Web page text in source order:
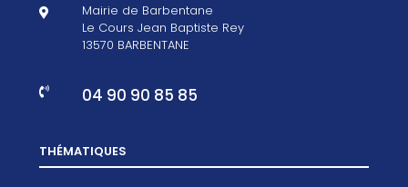

Mairie de Barbentane
Le Cours Jean Baptiste Rey
13570 BARBENTANE
 04 90 90 85 85
THÉMATIQUES